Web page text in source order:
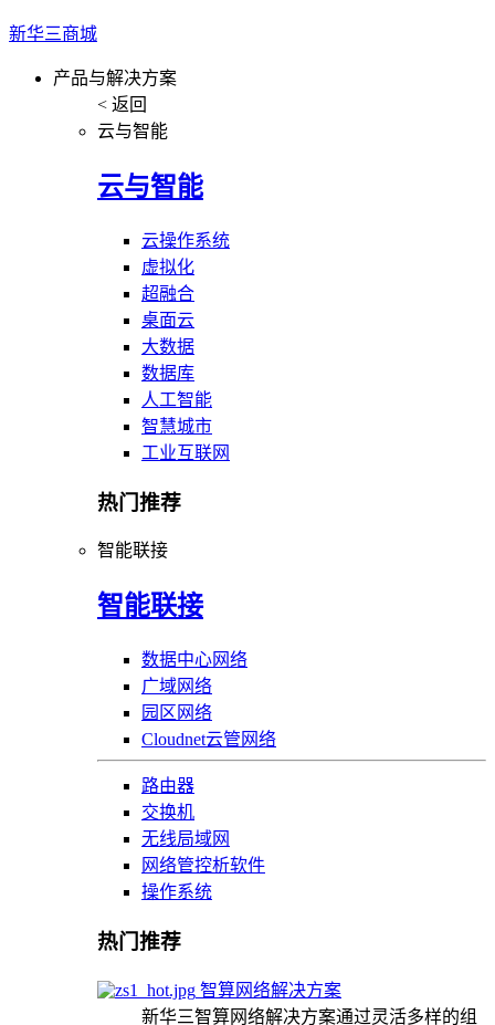
新华三商城
产品与解决方案
< 返回
云与智能
云与智能
云操作系统
虚拟化
超融合
桌面云
大数据
数据库
人工智能
智慧城市
工业互联网
热门推荐
智能联接
智能联接
数据中心网络
广域网络
园区网络
Cloudnet云管网络
路由器
交换机
无线局域网
网络管控析软件
操作系统
热门推荐
智算网络解决方案
新华三智算网络解决方案通过灵活多样的组